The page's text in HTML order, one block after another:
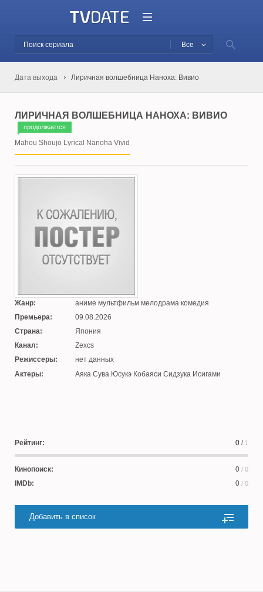
Все
Дата выхода Лиричная волшебница Наноха: Вивио
ЛИРИЧНАЯ ВОЛШЕБНИЦА НАНОХА: ВИВИО
продолжается
Mahou Shoujo Lyrical Nanoha Vivid
Жанр:
аниме мультфильм мелодрама комедия
Премьера:
09.08.2026
Страна:
Япония
Канал:
Zexcs
Режиссеры:
нет данных
Актеры:
Аяка Сува Юсукэ Кобаяси Сидзука Исигами
Рейтинг: 0 / 1
Кинопоиск: 0 / 0
IMDb: 0 / 0
Добавить в список